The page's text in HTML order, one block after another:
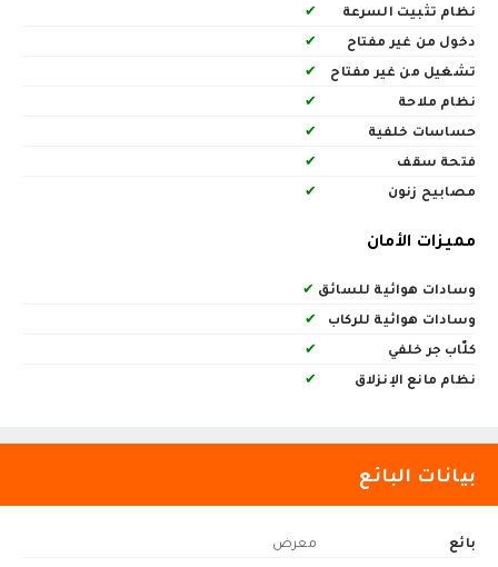
نظام تثبيت السرعة
✔
دخول من غير مفتاح
✔
تشغيل من غير مفتاح
✔
نظام ملاحة
✔
حساسات خلفية
✔
فتحة سقف
✔
مصابيح زنون
✔
مميزات الأمان
وسادات هوائية للسائق ✔
وسادات هوائية للركاب
✔
كلّاب جر خلفي
✔
نظام مانع الإنزلاق
✔
بيانات البائع
بائع
معرض